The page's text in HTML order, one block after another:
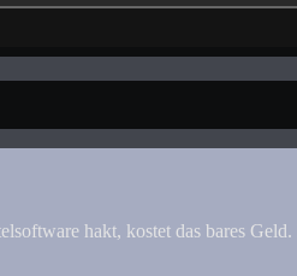
hakt, kostet das bares Geld.